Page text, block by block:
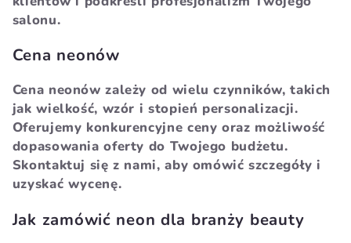
salonu.
Cena neonów
Cena neonów zależy od wielu czynników, takich
jak wielkość, wzór i stopień personalizacji.
Oferujemy konkurencyjne ceny oraz możliwość
dopasowania oferty do Twojego budżetu.
Skontaktuj się z nami, aby omówić szczegóły i
uzyskać wycenę.
Jak zamówić neon dla branży beauty